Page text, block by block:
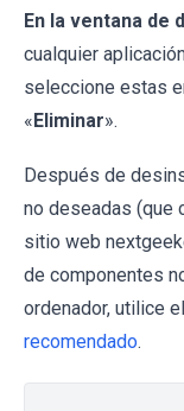
En la ventana de
cualquier
seleccione estas
« Eliminar».
Después de
no deseadas (que
sitio web
de componentes
ordenador, utilice el
recomendado.